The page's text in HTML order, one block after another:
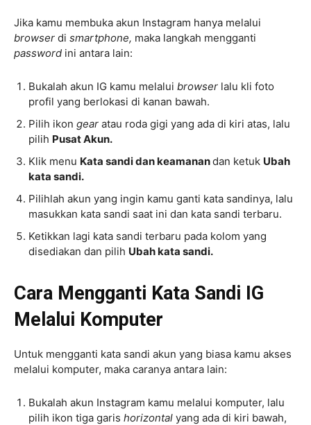
Jika kamu membuka akun Instagram hanya melalui
browser di smartphone, maka langkah mengganti
password ini antara lain:
Bukalah akun IG kamu melalui browser lalu kli foto
profil yang berlokasi di kanan bawah.
Pilih ikon gear atau roda gigi yang ada di kiri atas, lalu
pilih Pusat Akun.
Klik menu Kata sandi dan keamanandan ketuk Ubah
kata sandi.
Pilihlah akun yang ingin kamu ganti kata sandinya, lalu
masukkan kata sandi saat ini dan kata sandi terbaru.
Ketikkan lagi kata sandi terbaru pada kolom yang
disediakan dan pilih Ubah kata sandi.
Cara Mengganti Kata Sandi IG
Melalui Komputer
Untuk mengganti kata sandi akun yang biasa kamu akses
melalui komputer, maka caranya antara lain:
Bukalah akun Instagram kamu melalui komputer, lalu
pilih ikon tiga garis horizontal yang ada di kiri bawah,